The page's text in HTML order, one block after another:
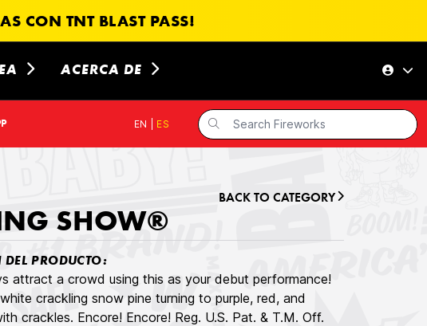
CON TNT BLAST PASS!
ACERCA DE
EN ES
BACK TO CATEGORY
SHOW®
DEL PRODUCTO:
attract a crowd using this as your debut performance!
crackling snow pine turning to purple, red, and
crackles. Encore! Encore! Reg. U.S. Pat. & T.M. Off.